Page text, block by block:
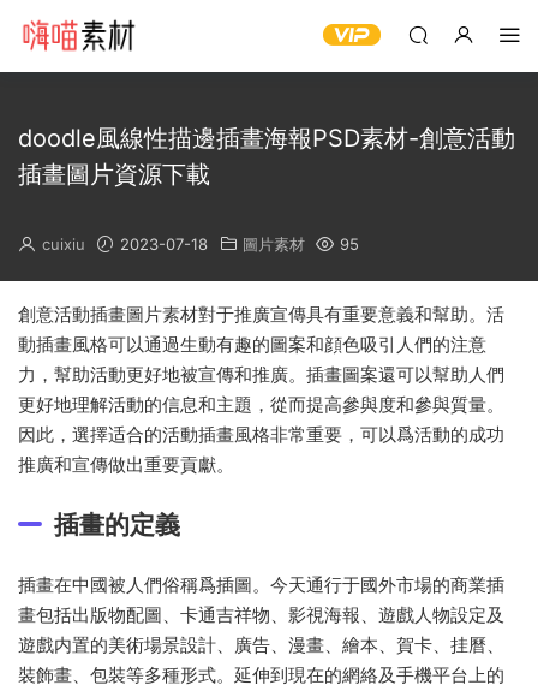
doodle風線性描邊插畫海報PSD素材-創意活動
插畫圖片資源下載
cuixiu 2023-07-18 圖片素材 95
創意活動插畫圖片素材對于推廣宣傳具有重要意義和幫助。活
動插畫風格可以通過生動有趣的圖案和顔色吸引人們的注意
力，幫助活動更好地被宣傳和推廣。插畫圖案還可以幫助人們
更好地理解活動的信息和主題，從而提高參與度和參與質量。
因此，選擇适合的活動插畫風格非常重要，可以爲活動的成功
推廣和宣傳做出重要貢獻。
插畫的定義
插畫在中國被人們俗稱爲插圖。今天通行于國外市場的商業插
畫包括出版物配圖、卡通吉祥物、影視海報、遊戲人物設定及
遊戲内置的美術場景設計、廣告、漫畫、繪本、賀卡、挂曆、
裝飾畫、包裝等多種形式。延伸到現在的網絡及手機平台上的